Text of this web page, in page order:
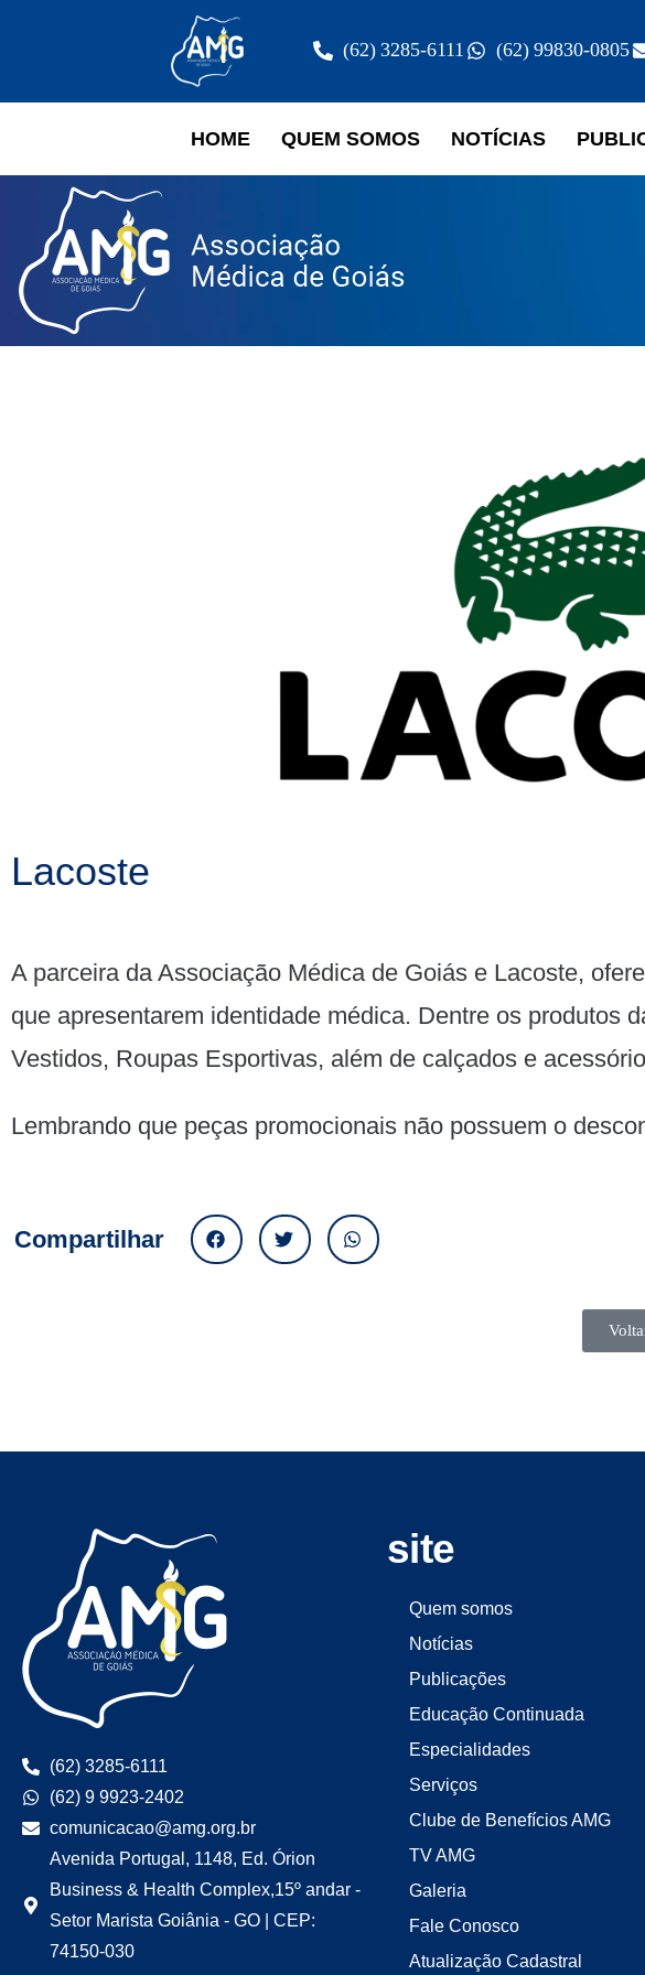
(62) 3285-6111 (62) 99830-0805
HOME QUEM SOMOS NOTÍCIAS
Lacoste
A parceira da Associação Médica de Goiás e Lacoste,
que apresentarem identidade médica. Dentre os produtos
Vestidos, Roupas Esportivas, além de calçados e
​Lembrando que peças promocionais não possuem o
Compartilhar
(62) 3285-6111
(62) 9 9923-2402
comunicacao@amg.org.br
Avenida Portugal, 1148, Ed. Órion
Business & Health Complex,15º andar -
Setor Marista Goiânia - GO | CEP:
74150-030
site
Quem somos
Notícias
Publicações
Educação Continuada
Especialidades
Serviços
Clube de Benefícios AMG
TV AMG
Galeria
Fale Conosco
Atualização Cadastral